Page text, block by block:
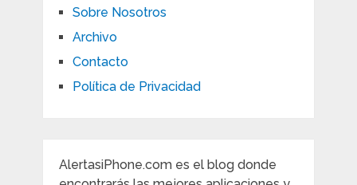
Sobre Nosotros
Archivo
Contacto
Política de Privacidad
AlertasiPhone.com es el blog donde